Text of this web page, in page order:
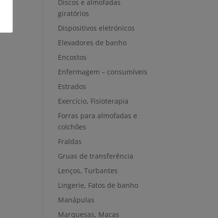
Discos e almofadas
giratórios
Dispositivos eletrónicos
Elevadores de banho
Encostos
Enfermagem – consumíveis
Estrados
Exercício, Fisioterapia
Forras para almofadas e
colchões
Fraldas
Gruas de transferência
Lenços, Turbantes
Lingerie, Fatos de banho
Manápulas
Marquesas, Macas